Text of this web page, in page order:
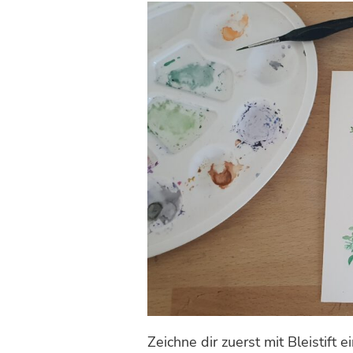
Zeichne dir zuerst mit Bleistift